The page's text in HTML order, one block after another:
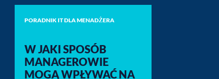
PORADNIK IT DLA MENADŻERA
W JAKI SPOSÓB
MANAGEROWIE
MOGĄ WPŁYWAĆ NA